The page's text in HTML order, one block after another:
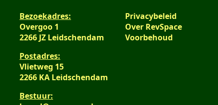
Bezoekadres:
Overgoo 1
2266 JZ Leidschendam
Postadres:
Vlietweg 15
2266 KA Leidschendam
Bestuur:
Privacybeleid
Over RevSpace
Voorbehoud